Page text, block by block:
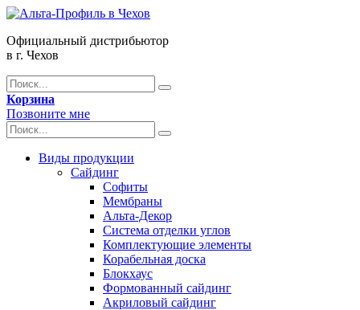
Официальный дистрибьютор
в г. Чехов
Корзина
Позвоните мне
Виды продукции
Сайдинг
Софиты
Мембраны
Альта-Декор
Система отделки углов
Комплектующие элементы
Корабельная доска
Блокхаус
Формованный сайдинг
Акриловый сайдинг